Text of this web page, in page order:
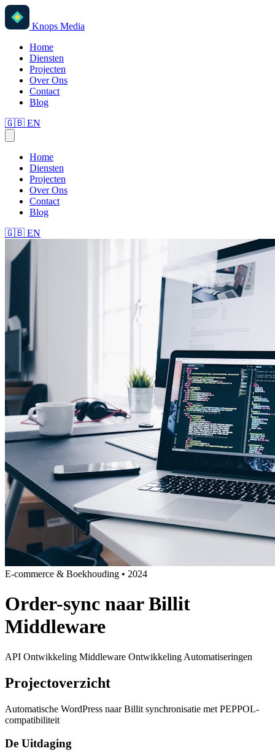
Knops Media
Home
Diensten
Projecten
Over Ons
Contact
Blog
🇬🇧 EN
Home
Diensten
Projecten
Over Ons
Contact
Blog
🇬🇧 EN
E-commerce & Boekhouding • 2024
Order-sync naar Billit
Middleware
API Ontwikkeling Middleware Ontwikkeling Automatiseringen
Projectoverzicht
Automatische WordPress naar Billit synchronisatie met PEPPOL-
compatibiliteit
De Uitdaging